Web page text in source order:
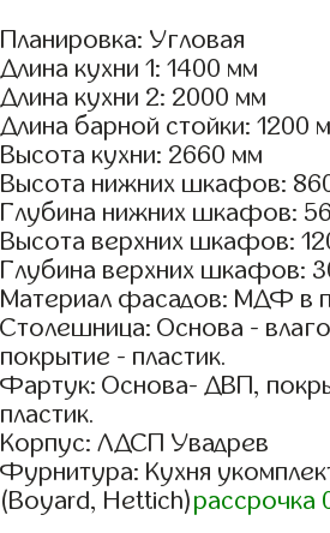
Планировка: Угловая
Длина кухни 1: 1400 мм
Длина кухни 2: 2000 мм
Длина барной стойки: 1200
Высота кухни: 2660 мм
Высота нижних шкафов:
Глубина нижних шкафов:
Высота верхних шкафов:
Глубина верхних шкафов:
Материал фасадов: МДФ в
Столешница: Основа -
покрытие - пластик.
Фартук: Основа- ДВП,
пластик.
Корпус: ЛДСП Увадрев
Фурнитура: Кухня
(Boyard, Hettich)рассрочка